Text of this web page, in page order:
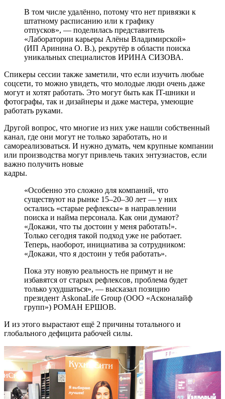
В том числе удалённо, потому что нет привязки к
штатному расписанию или к графику
отпусков», — поделилась представитель
«Лаборатории карьеры Алёны Владимирской»
(ИП Аринина О. В.), рекрутёр в области поиска
уникальных специалистов ИРИНА СИЗОВА.
Спикеры сессии также заметили, что если изучить любые
соцсети, то можно увидеть, что молодые люди очень даже
могут и хотят работать. Это могут быть как IT-шники и
фотографы, так и дизайнеры и даже мастера, умеющие
работать руками.
Другой вопрос, что многие из них уже нашли собственный
канал, где они могут не только заработать, но и
самореализоваться. И нужно думать, чем крупные компании
или производства могут привлечь таких энтузиастов, если
важно получить новые
кадры.
«Особенно это сложно для компаний, что
существуют на рынке 15–20–30 лет — у них
остались «старые рефлексы» в направлении
поиска и найма персонала. Как они думают?
«Докажи, что ты достоин у меня работать!».
Только сегодня такой подход уже не работает.
Теперь, наоборот, инициатива за сотрудником:
«Докажи, что я достоин у тебя работать».
Пока эту новую реальность не примут и не
избавятся от старых рефлексов, проблема будет
только ухудшаться», — высказал позицию
президент AskonaLife Group (ООО «Асконалайф
групп») РОМАН ЕРШОВ.
И из этого вырастают ещё 2 причины тотального и
глобального дефицита рабочей силы.